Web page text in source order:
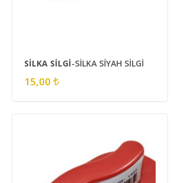
SİLKA SİLGİ-SİLKA SİYAH SİLGİ
15,00